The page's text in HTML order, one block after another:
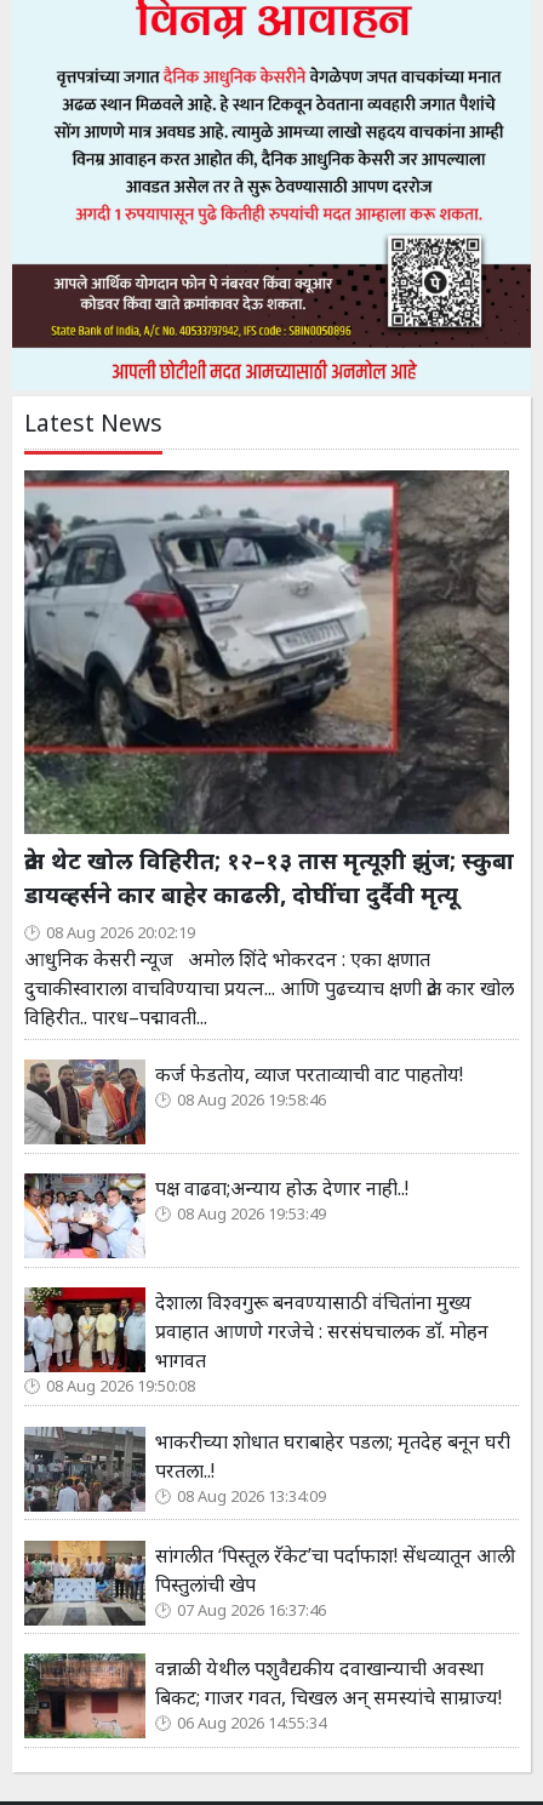
Latest News
क्रेटा थेट खोल विहिरीत; १२–१३ तास मृत्यूशी झुंज; स्कुबा
डायव्हर्सने कार बाहेर काढली, दोघींचा दुर्दैवी मृत्यू
08 Aug 2026 20:02:19
आधुनिक केसरी न्यूज अमोल शिंदे भोकरदन : एका क्षणात
दुचाकीस्वाराला वाचविण्याचा प्रयत्न... आणि पुढच्याच क्षणी क्रेटा कार खोल
विहिरीत.. पारध–पद्मावती...
कर्ज फेडतोय, व्याज परताव्याची वाट पाहतोय!
08 Aug 2026 19:58:46
पक्ष वाढवा;अन्याय होऊ देणार नाही..!
08 Aug 2026 19:53:49
देशाला विश्वगुरू बनवण्यासाठी वंचितांना मुख्य
प्रवाहात आणणे गरजेचे : सरसंघचालक डाॅ. मोहन
भागवत
08 Aug 2026 19:50:08
भाकरीच्या शोधात घराबाहेर पडला; मृतदेह बनून घरी
परतला..!
08 Aug 2026 13:34:09
सांगलीत ‘पिस्तूल रॅकेट’चा पर्दाफाश! सेंधव्यातून आली
पिस्तुलांची खेप
07 Aug 2026 16:37:46
वन्नाळी येथील पशुवैद्यकीय दवाखान्याची अवस्था
बिकट; गाजर गवत, चिखल अन् समस्यांचे साम्राज्य!
06 Aug 2026 14:55:34